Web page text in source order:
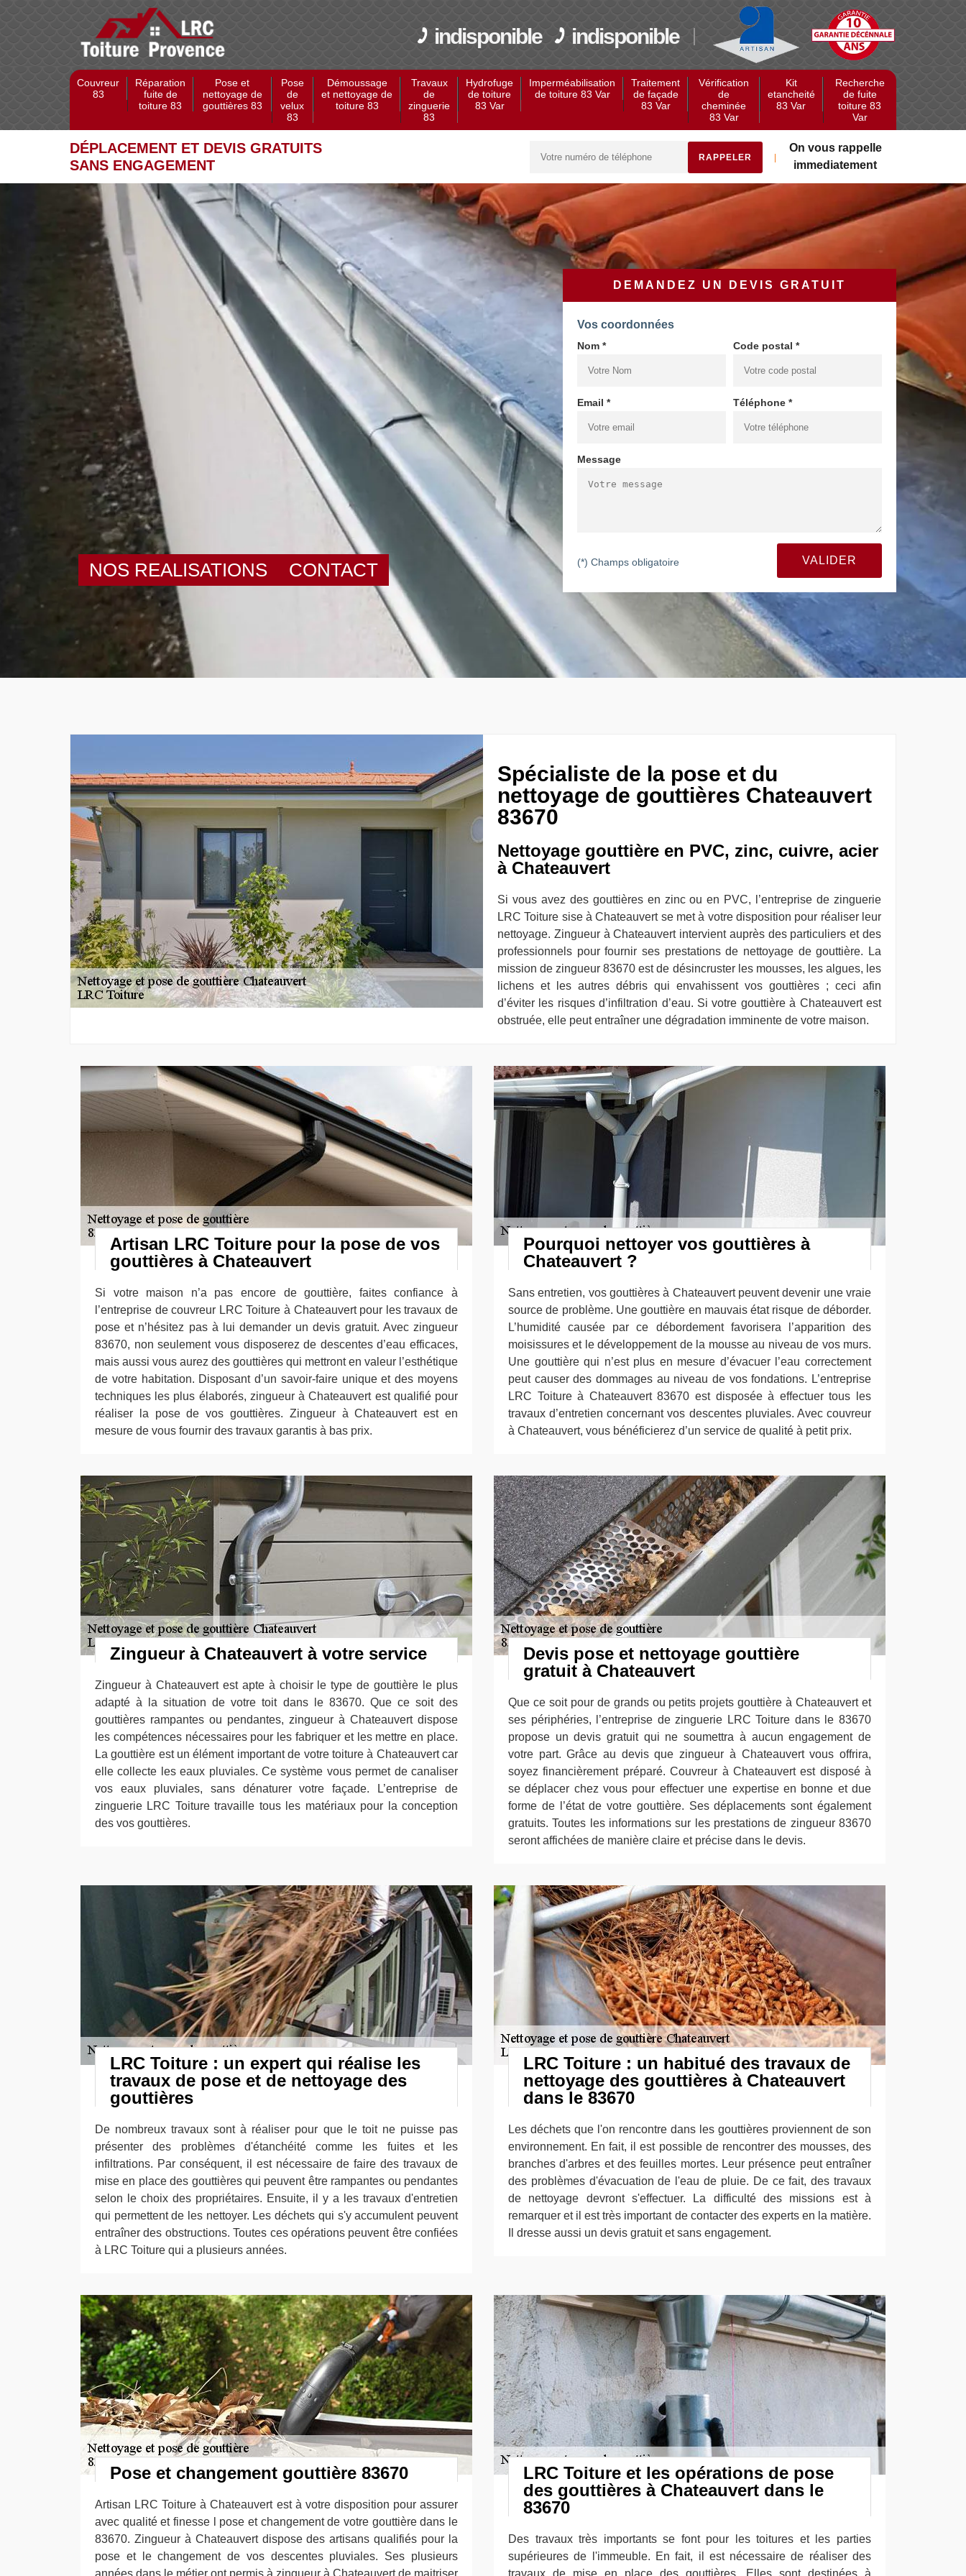
indisponible indisponible
Couvreur
83
Réparation
fuite de
toiture 83
Pose et
nettoyage de
gouttières 83
Pose
de
velux
83
Démoussage
et nettoyage de
toiture 83
Travaux
de
zinguerie
83
Hydrofuge
de toiture
83 Var
Imperméabilisation
de toiture 83 Var
Traitement
de façade
83 Var
Vérification
de
cheminée
83 Var
Kit
etancheité
83 Var
Recherche
de fuite
toiture 83
Var
DÉPLACEMENT ET DEVIS GRATUITS
SANS ENGAGEMENT
On vous rappelle
immediatement
NOS REALISATIONS CONTACT
DEMANDEZ UN DEVIS GRATUIT
Vos coordonnées
Nom * Code postal *
Email * Téléphone *
Message
(*) Champs obligatoire
Spécialiste de la pose et du
nettoyage de gouttières Chateauvert
83670
Nettoyage gouttière en PVC, zinc, cuivre, acier
à Chateauvert
Si vous avez des gouttières en zinc ou en PVC, l’entreprise de zinguerie
LRC Toiture sise à Chateauvert se met à votre disposition pour réaliser leur
nettoyage. Zingueur à Chateauvert intervient auprès des particuliers et des
professionnels pour fournir ses prestations de nettoyage de gouttière. La
mission de zingueur 83670 est de désincruster les mousses, les algues, les
lichens et les autres débris qui envahissent vos gouttières ; ceci afin
d’éviter les risques d’infiltration d’eau. Si votre gouttière à Chateauvert est
obstruée, elle peut entraîner une dégradation imminente de votre maison.
Artisan LRC Toiture pour la pose de vos
gouttières à Chateauvert
Si votre maison n’a pas encore de gouttière, faites confiance à
l’entreprise de couvreur LRC Toiture à Chateauvert pour les travaux de
pose et n’hésitez pas à lui demander un devis gratuit. Avec zingueur
83670, non seulement vous disposerez de descentes d’eau efficaces,
mais aussi vous aurez des gouttières qui mettront en valeur l’esthétique
de votre habitation. Disposant d’un savoir-faire unique et des moyens
techniques les plus élaborés, zingueur à Chateauvert est qualifié pour
réaliser la pose de vos gouttières. Zingueur à Chateauvert est en
mesure de vous fournir des travaux garantis à bas prix.
Pourquoi nettoyer vos gouttières à
Chateauvert ?
Sans entretien, vos gouttières à Chateauvert peuvent devenir une vraie
source de problème. Une gouttière en mauvais état risque de déborder.
L’humidité causée par ce débordement favorisera l’apparition des
moisissures et le développement de la mousse au niveau de vos murs.
Une gouttière qui n’est plus en mesure d’évacuer l’eau correctement
peut causer des dommages au niveau de vos fondations. L’entreprise
LRC Toiture à Chateauvert 83670 est disposée à effectuer tous les
travaux d’entretien concernant vos descentes pluviales. Avec couvreur
à Chateauvert, vous bénéficierez d’un service de qualité à petit prix.
Zingueur à Chateauvert à votre service
Zingueur à Chateauvert est apte à choisir le type de gouttière le plus
adapté à la situation de votre toit dans le 83670. Que ce soit des
gouttières rampantes ou pendantes, zingueur à Chateauvert dispose
les compétences nécessaires pour les fabriquer et les mettre en place.
La gouttière est un élément important de votre toiture à Chateauvert car
elle collecte les eaux pluviales. Ce système vous permet de canaliser
vos eaux pluviales, sans dénaturer votre façade. L’entreprise de
zinguerie LRC Toiture travaille tous les matériaux pour la conception
des vos gouttières.
Devis pose et nettoyage gouttière
gratuit à Chateauvert
Que ce soit pour de grands ou petits projets gouttière à Chateauvert et
ses périphéries, l’entreprise de zinguerie LRC Toiture dans le 83670
propose un devis gratuit qui ne soumettra à aucun engagement de
votre part. Grâce au devis que zingueur à Chateauvert vous offrira,
soyez financièrement préparé. Couvreur à Chateauvert est disposé à
se déplacer chez vous pour effectuer une expertise en bonne et due
forme de l’état de votre gouttière. Ses déplacements sont également
gratuits. Toutes les informations sur les prestations de zingueur 83670
seront affichées de manière claire et précise dans le devis.
LRC Toiture : un expert qui réalise les
travaux de pose et de nettoyage des
gouttières
De nombreux travaux sont à réaliser pour que le toit ne puisse pas
présenter des problèmes d'étanchéité comme les fuites et les
infiltrations. Par conséquent, il est nécessaire de faire des travaux de
mise en place des gouttières qui peuvent être rampantes ou pendantes
selon le choix des propriétaires. Ensuite, il y a les travaux d'entretien
qui permettent de les nettoyer. Les déchets qui s'y accumulent peuvent
entraîner des obstructions. Toutes ces opérations peuvent être confiées
à LRC Toiture qui a plusieurs années.
LRC Toiture : un habitué des travaux de
nettoyage des gouttières à Chateauvert
dans le 83670
Les déchets que l'on rencontre dans les gouttières proviennent de son
environnement. En fait, il est possible de rencontrer des mousses, des
branches d'arbres et des feuilles mortes. Leur présence peut entraîner
des problèmes d'évacuation de l'eau de pluie. De ce fait, des travaux
de nettoyage devront s'effectuer. La difficulté des missions est à
remarquer et il est très important de contacter des experts en la matière.
Il dresse aussi un devis gratuit et sans engagement.
Pose et changement gouttière 83670
Artisan LRC Toiture à Chateauvert est à votre disposition pour assurer
avec qualité et finesse l pose et changement de votre gouttière dans le
83670. Zingueur à Chateauvert dispose des artisans qualifiés pour la
pose et le changement de vos descentes pluviales. Ses plusieurs
années dans le métier ont permis à zingueur à Chateauvert de maitriser
LRC Toiture et les opérations de pose
des gouttières à Chateauvert dans le
83670
Des travaux très importants se font pour les toitures et les parties
supérieures de l'immeuble. En fait, il est nécessaire de réaliser des
travaux de mise en place des gouttières. Elles sont destinées à